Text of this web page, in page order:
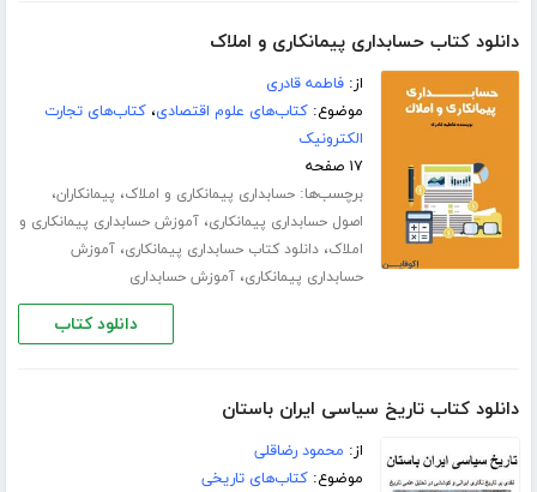
دانلود کتاب حسابداری پیمانکاری و املاک
از:فاطمه قادری
موضوع:کتاب‌های علوم اقتصادی،کتاب‌های تجارت
الکترونیک
۱۷ صفحه
برچسب‌ها:حسابداری پیمانکاری و املاک، پیمانکاران،
اصول حسابداری پیمانکاری،آموزش حسابداری پیمانکاری و
املاک،دانلود کتاب حسابداری پیمانکاری،آموزش
حسابداری پیمانکاری،آموزش حسابداری
دانلود کتاب
دانلود کتاب تاریخ سیاسی ایران باستان
از: محمود رضاقلی
موضوع:کتاب‌های تاریخی